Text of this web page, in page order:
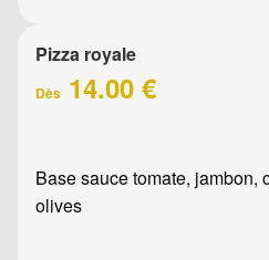
Pizza royale
Dès 14.00 €
Base sauce tomate, jambon,
olives